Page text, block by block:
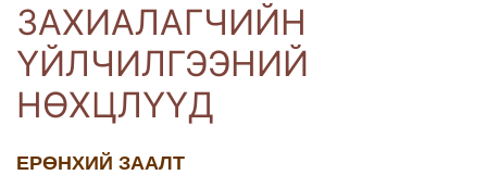
ЗАХИАЛАГЧИЙН
ҮЙЛЧИЛГЭЭНИЙ
НӨХЦЛҮҮД
ЕРӨНХИЙ ЗААЛТ